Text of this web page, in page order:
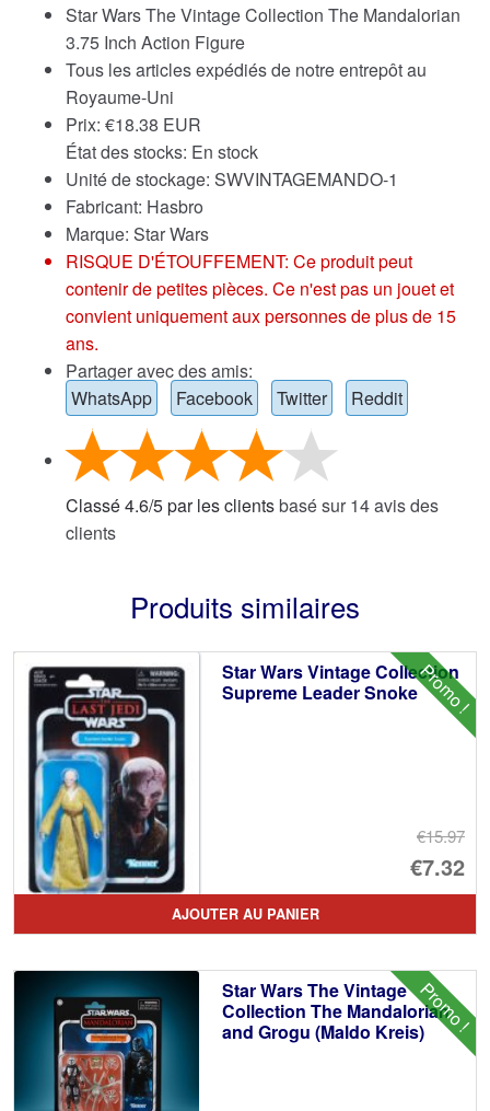
Star Wars The Vintage Collection The Mandalorian
3.75 Inch Action Figure
Tous les articles expédiés de notre entrepôt au
Royaume-Uni
Prix: €18.38 EUR
État des stocks: En stock
Unité de stockage: SWVINTAGEMANDO-1
Fabricant: Hasbro
Marque: Star Wars
RISQUE D'ÉTOUFFEMENT: Ce produit peut
contenir de petites pièces. Ce n'est pas un jouet et
convient uniquement aux personnes de plus de 15
ans.
Partager avec des amis:
WhatsApp
Facebook Twitter Reddit
Classé4.6/5par les clientsbasé sur 14avis des
clients
Produits similaires
Promo !
Star Wars Vintage Collection
Supreme Leader Snoke
€15.97
Le
€7.32
Le
AJOUTER AU PANIER
Promo !
Star Wars The Vintage
Collection The Mandalorian
and Grogu (Maldo Kreis)